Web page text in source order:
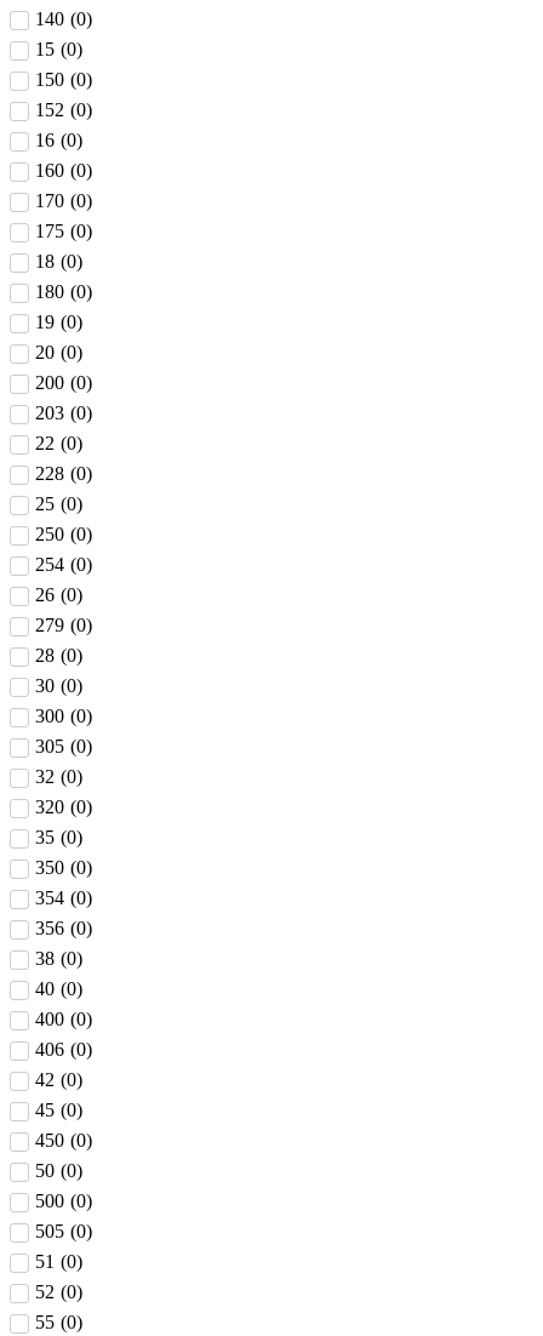
140 (0)
15 (0)
150 (0)
152 (0)
16 (0)
160 (0)
170 (0)
175 (0)
18 (0)
180 (0)
19 (0)
20 (0)
200 (0)
203 (0)
22 (0)
228 (0)
25 (0)
250 (0)
254 (0)
26 (0)
279 (0)
28 (0)
30 (0)
300 (0)
305 (0)
32 (0)
320 (0)
35 (0)
350 (0)
354 (0)
356 (0)
38 (0)
40 (0)
400 (0)
406 (0)
42 (0)
45 (0)
450 (0)
50 (0)
500 (0)
505 (0)
51 (0)
52 (0)
55 (0)